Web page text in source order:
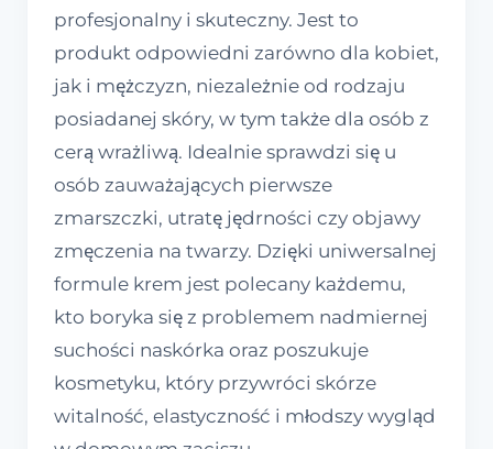
profesjonalny i skuteczny. Jest to
produkt odpowiedni zarówno dla kobiet,
jak i mężczyzn, niezależnie od rodzaju
posiadanej skóry, w tym także dla osób z
cerą wrażliwą. Idealnie sprawdzi się u
osób zauważających pierwsze
zmarszczki, utratę jędrności czy objawy
zmęczenia na twarzy. Dzięki uniwersalnej
formule krem jest polecany każdemu,
kto boryka się z problemem nadmiernej
suchości naskórka oraz poszukuje
kosmetyku, który przywróci skórze
witalność, elastyczność i młodszy wygląd